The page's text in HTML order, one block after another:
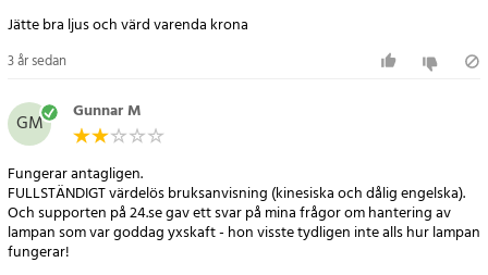
- Ljusfärg: Vit
- Färgtemperatur: 12000K
- Kapacitet: 900mAh
- Spänning: 5.5V
- Storlek: 96 x 123 x 48 mm
Artikelnummer:64972
Jätte bra ljus och värd varenda krona
3 år sedan
GM Gunnar M
Fungerar antagligen.
FULLSTÄNDIGT värdelös bruksanvisning (kinesiska och dålig engelska).
Och supporten på 24.se gav ett svar på mina frågor om hantering av
lampan som var goddag yxskaft - hon visste tydligen inte alls hur lampan
fungerar!